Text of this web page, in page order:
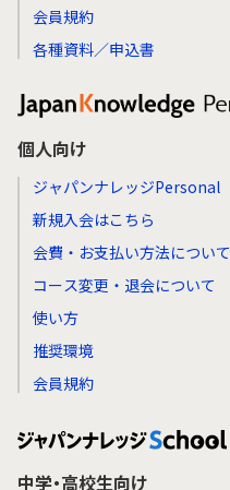
会員規約
各種資料／申込書
個人向け
ジャパンナレッジPersonal
新規入会はこちら
会費・お支払い方法について
コース変更・退会について
使い方
推奨環境
会員規約
中学・高校生向け